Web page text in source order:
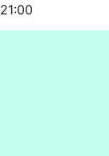
21:00